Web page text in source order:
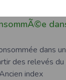
dans
des relevés du
index